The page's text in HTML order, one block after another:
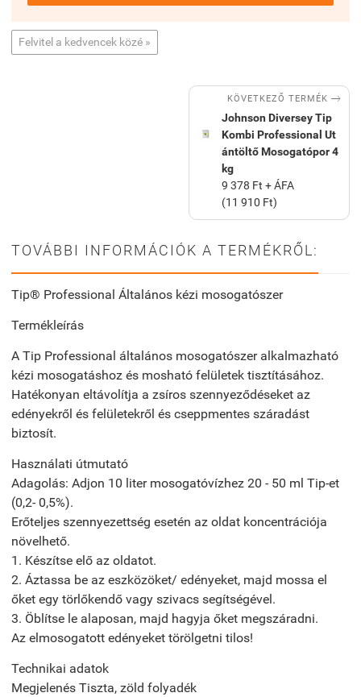
Felvitel a kedvencek közé »
KÖVETKEZŐ TERMÉK 
Johnson Diversey Tip
Kombi Professional Ut
ántöltő Mosogatópor 4
kg
9 378 Ft + ÁFA
(11 910 Ft)
TOVÁBBI INFORMÁCIÓK A TERMÉKRŐL:
Tip® Professional Általános kézi mosogatószer
Termékleírás
A Tip Professional általános mosogatószer alkalmazható
kézi mosogatáshoz és mosható felületek tisztításához.
Hatékonyan eltávolítja a zsíros szennyeződéseket az
edényekről és felületekről és cseppmentes száradást
biztosít.
Használati útmutató
Adagolás: Adjon 10 liter mosogatóvízhez 20 - 50 ml Tip-et
(0,2- 0,5%).
Erőteljes szennyezettség esetén az oldat koncentrációja
növelhető.
1. Készítse elő az oldatot.
2. Áztassa be az eszközöket/ edényeket, majd mossa el
őket egy törlőkendő vagy szivacs segítségével.
3. Öblítse le alaposan, majd hagyja őket megszáradni.
Az elmosogatott edényeket törölgetni tilos!
Technikai adatok
Megjelenés Tiszta, zöld folyadék